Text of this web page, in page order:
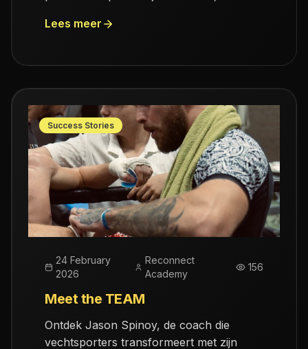
progressieplan bij Reconnect Academy in
Lees meer
Success Stories
24 February
2026
Reconnect
Academy
156
Meet the TEAM
Ontdek Jason Spinoy, de coach die
vechtsporters transformeert met zijn